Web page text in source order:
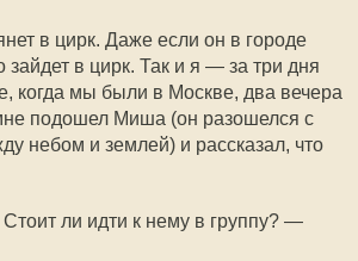
в цирк. Даже если он в городе
зайдет в цирк. Так и я — за три дня
когда мы были в Москве, два вечера
подошел Миша (он разошелся с
небом и землей) и рассказал, что
ли идти к нему в группу? —